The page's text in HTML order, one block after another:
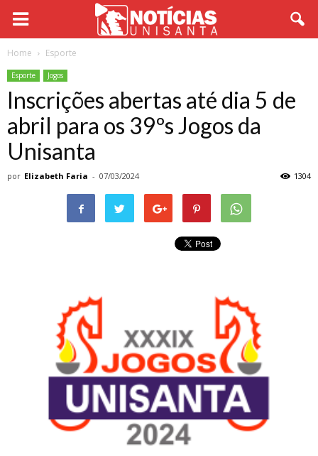
Home Esporte
Esporte Jogos
Inscrições abertas até dia 5 de
abril para os 39ºs Jogos da
Unisanta
por Elizabeth Faria - 07/03/2024 1304